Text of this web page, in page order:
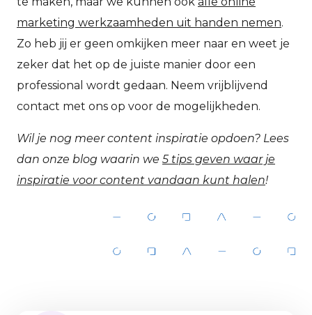
marketing werkzaamheden uit handen nemen.
Zo heb jij er geen omkijken meer naar en weet je
zeker dat het op de juiste manier door een
professional wordt gedaan. Neem vrijblijvend
contact met ons op voor de mogelijkheden.
Wil je nog meer content inspiratie opdoen? Lees
dan onze blog waarin we 5 tips geven waar je
inspiratie voor content vandaan kunt halen!